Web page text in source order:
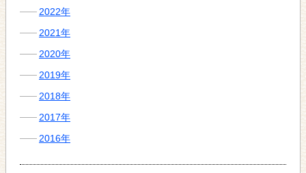
2022年
2021年
2020年
2019年
2018年
2017年
2016年